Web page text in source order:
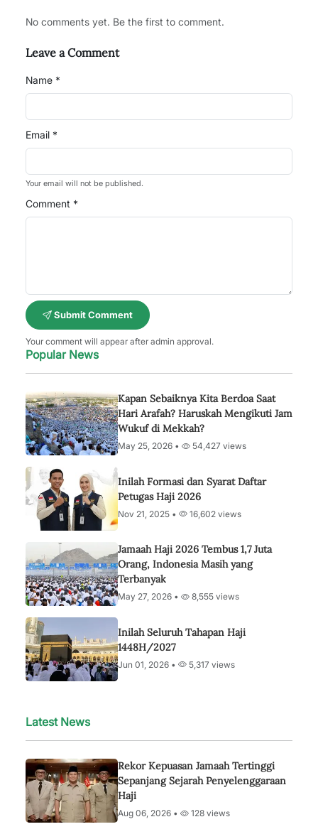
No comments yet. Be the first to comment.
Leave a Comment
Name *
Email *
Your email will not be published.
Comment *
Submit Comment
Your comment will appear after admin approval.
Popular News
Kapan Sebaiknya Kita Berdoa Saat
Hari Arafah? Haruskah Mengikuti Jam
Wukuf di Mekkah?
May 25, 2026 • 54,427 views
Inilah Formasi dan Syarat Daftar
Petugas Haji 2026
Nov 21, 2025 • 16,602 views
Jamaah Haji 2026 Tembus 1,7 Juta
Orang, Indonesia Masih yang
Terbanyak
May 27, 2026 • 8,555 views
Inilah Seluruh Tahapan Haji
1448H/2027
Jun 01, 2026 • 5,317 views
Latest News
Rekor Kepuasan Jamaah Tertinggi
Sepanjang Sejarah Penyelenggaraan
Haji
Aug 06, 2026 • 128 views